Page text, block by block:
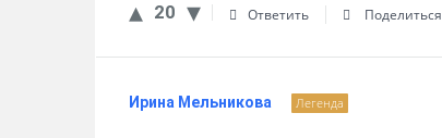
20 Ответить Поделиться
Ирина Мельникова Легенда